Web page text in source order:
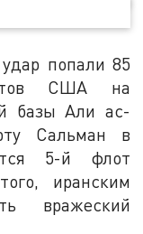
попали 85
США на
базы Али ас-
Сальман в
5-й флот
иранским
вражеский